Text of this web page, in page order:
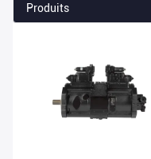
9
Produits